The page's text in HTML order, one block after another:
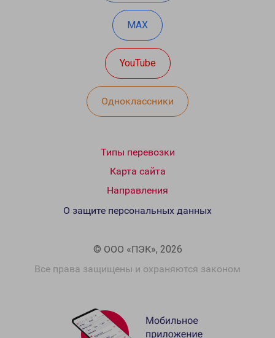
MAX
YouTube
Одноклассники
Типы перевозки
Карта сайта
Направления
© ООО «ПЭК», 2026
Все права защищены и охраняются законом
О защите персональных данных